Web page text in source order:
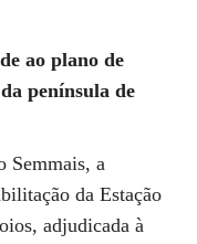
ao plano de
península de
Semmais, a
da Estação
adjudicada à